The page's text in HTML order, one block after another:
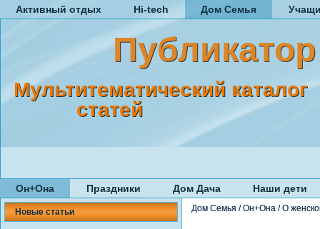
Активный отдых Hi-tech Дом Семья
Публикатор
Мультитематический каталог
статей
Он+Она Праздники Дом Дача Наши дети
Новые статьи Дом Семья /Он+Она /О